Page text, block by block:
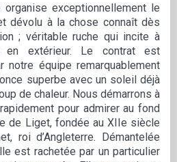
organise exceptionnellement le
dévolu à la chose connaît dès
; véritable ruche qui incite à
en extérieur. Le contrat est
notre équipe remarquablement
superbe avec un soleil déjà
de chaleur. Nous démarrons à
pour admirer au fond
de Liget, fondée au XIIe siècle
roi d’Angleterre. Démantelée
est rachetée par un particulier